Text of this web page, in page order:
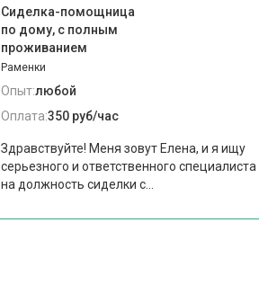
Сиделка-помощница
по дому, с полным
проживанием
Раменки
Опыт:любой
Оплата:350 руб/час
Здравствуйте! Меня зовут Елена, и я ищу
серьезного и ответственного специалиста
на должность сиделки с...